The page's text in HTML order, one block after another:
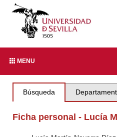
MENU
Búsqueda
Ficha personal - Lucía